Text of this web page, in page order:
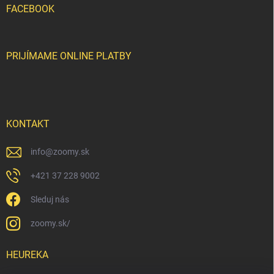
FACEBOOK
PRIJÍMAME ONLINE PLATBY
KONTAKT
info@zoomy.sk
+421 37 228 9002
Sleduj nás
zoomy.sk/
HEUREKA